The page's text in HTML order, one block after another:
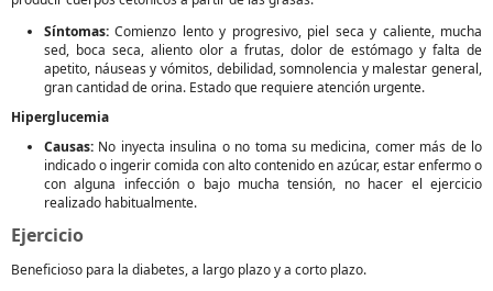
Síntomas: Comienzo lento y progresivo, piel seca y caliente, mucha
sed, boca seca, aliento olor a frutas, dolor de estómago y falta de
apetito, náuseas y vómitos, debilidad, somnolencia y malestar general,
gran cantidad de orina. Estado que requiere atención urgente.
Hiperglucemia
Causas: No inyecta insulina o no toma su medicina, comer más de lo
indicado o ingerir comida con alto contenido en azúcar, estar enfermo o
con alguna infección o bajo mucha tensión, no hacer el ejercicio
realizado habitualmente.
Ejercicio
Beneficioso para la diabetes, a largo plazo y a corto plazo.